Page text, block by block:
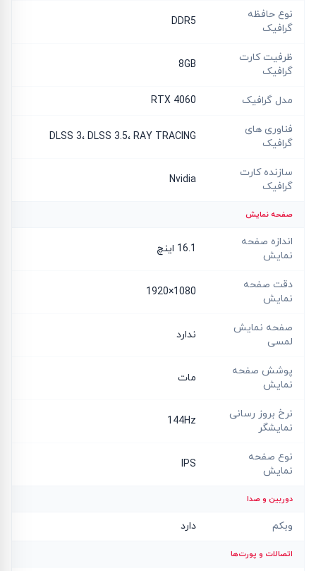
نوع حافظه
گرافیک
DDR5
ظرفیت کارت
گرافیک
8GB
مدل گرافیک RTX 4060
فناوری های
گرافیک
DLSS 3، DLSS 3.5، RAY TRACING
سازنده کارت
گرافیک
Nvidia
صفحه نمایش
اندازه صفحه
نمایش
16.1 اینچ
دقت صفحه
نمایش
1080×1920
صفحه نمایش
لمسی
ندارد
پوشش صفحه
نمایش
مات
نرخ بروز رسانی
نمایشگر
144Hz
نوع صفحه
نمایش
IPS
دوربین و صدا
وبکم دارد
اتصالات و پورت‌ها